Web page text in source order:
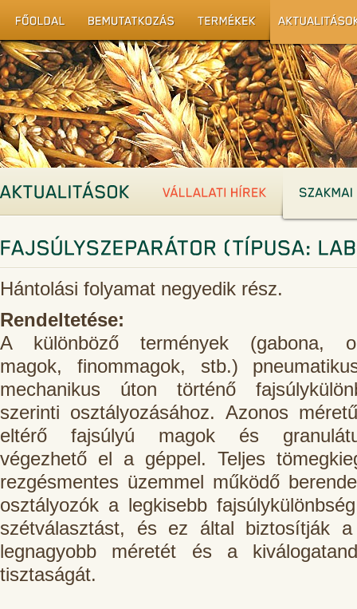
Hántolási folyamat negyedik rész.
Rendeltetése:
A különböző termények (gabona,
magok, finommagok, stb.)
mechanikus úton történő
szerinti osztályozásához. Azonos
eltérő fajsúlyú magok és
végezhető el a géppel. Teljes
rezgésmentes üzemmel működő
osztályozók a legkisebb
szétválasztást, és ez által biztosítják
legnagyobb méretét és a
tisztaságát.